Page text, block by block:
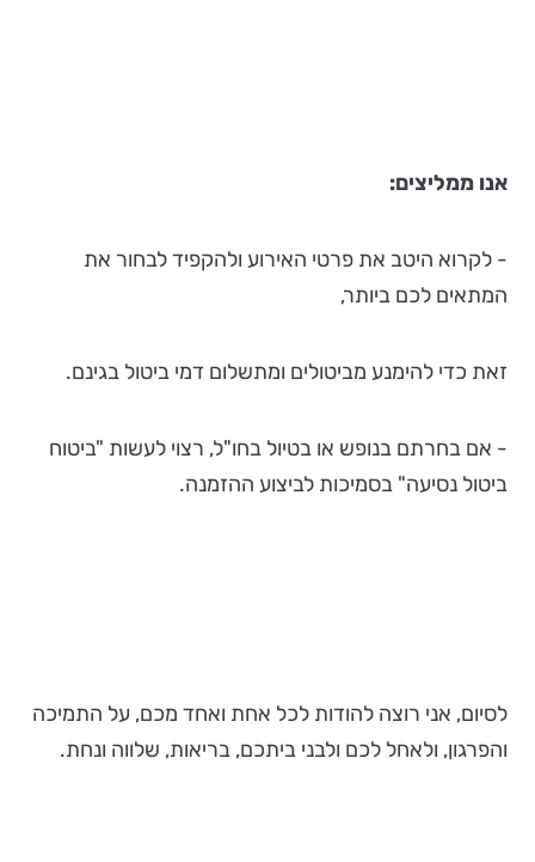
אנו ממליצים:
- לקרוא היטב את פרטי האירוע ולהקפיד לבחור את
המתאים לכם ביותר,
זאת כדי להימנע מביטולים ומתשלום דמי ביטול בגינם.
- אם בחרתם בנופש או בטיול בחו"ל, רצוי לעשות "ביטוח
ביטול נסיעה" בסמיכות לביצוע ההזמנה.
לסיום, אני רוצה להודות לכל אחת ואחד מכם, על התמיכה
והפרגון, ולאחל לכם ולבני ביתכם, בריאות, שלווה ונחת.